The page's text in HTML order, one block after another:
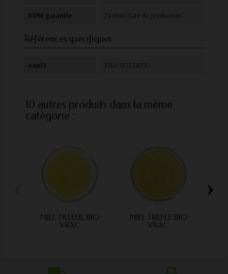
DDM garantie 24 mois date de production
Références spécifiques
ean13 3760187334790
10 autres produits dans la même
catégorie :
MIEL TILLEUL BIO
VRAC
MIEL TREFLE BIO
VRAC
›